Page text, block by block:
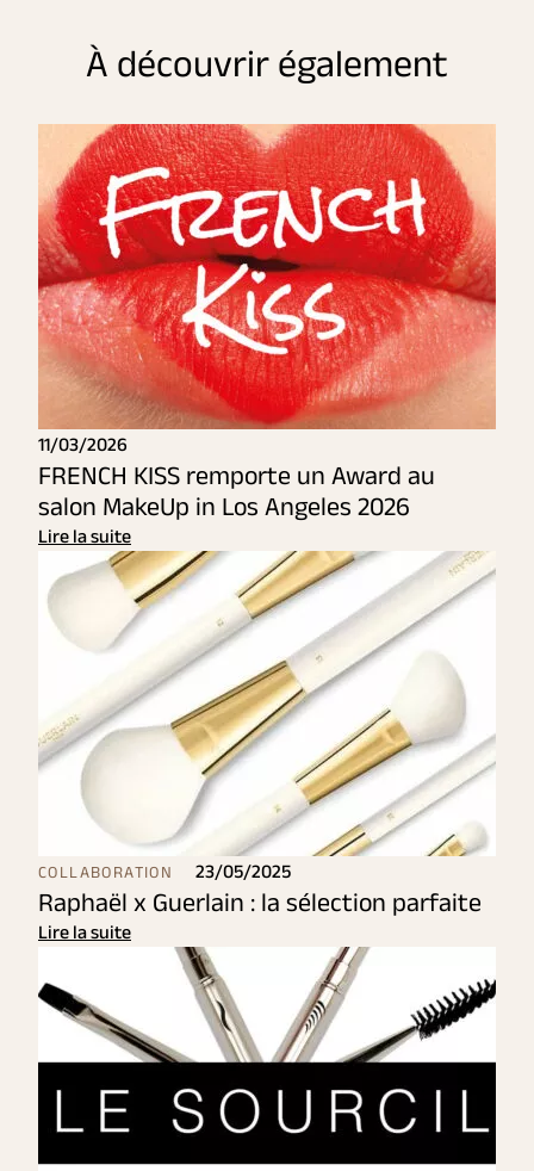
À découvrir également
11/03/2026
FRENCH KISS remporte un Award au
salon MakeUp in Los Angeles 2026
Lire la suite
COLLABORATION 23/05/2025
Raphaël x Guerlain : la sélection parfaite
Lire la suite